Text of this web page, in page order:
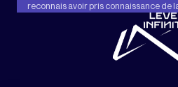
reconnais avoir pris connaissance de